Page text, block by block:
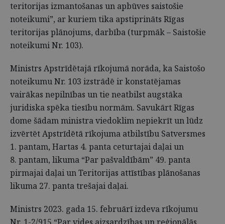
teritorijas izmantošanas un apbūves saistošie
noteikumi”, ar kuriem tika apstiprināts Rīgas
teritorijas plānojums, darbība (turpmāk – Saistošie
noteikumi Nr. 103).
Ministrs Apstrīdētajā rīkojumā norāda, ka Saistošo
noteikumu Nr. 103 izstrādē ir konstatējamas
vairākas nepilnības un tie neatbilst augstāka
juridiska spēka tiesību normām. Savukārt Rīgas
dome šādam ministra viedoklim nepiekrīt un lūdz
izvērtēt Apstrīdētā rīkojuma atbilstību Satversmes
1. pantam, Hartas 4. panta ceturtajai daļai un
8. pantam, likuma “Par pašvaldībām” 49. panta
pirmajai daļai un Teritorijas attīstības plānošanas
likuma 27. panta trešajai daļai.
Ministrs 2023. gada 15. februārī izdeva rīkojumu